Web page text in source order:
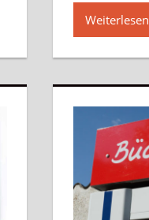
Weiterlesen